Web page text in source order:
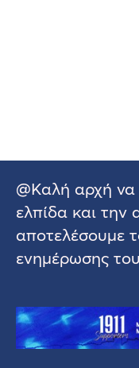
@Καλή αρχή να
ελπίδα και την
αποτελέσουμε
ενημέρωσης